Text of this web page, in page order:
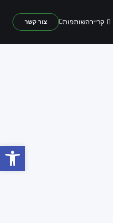
קריירהשותפות צור קשר